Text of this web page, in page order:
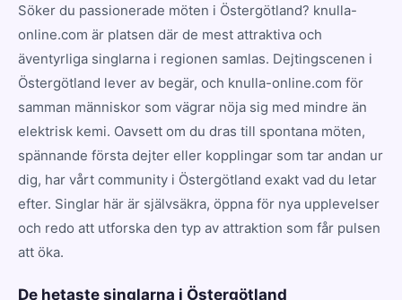
Söker du passionerade möten i Östergötland? knulla-
online.com är platsen där de mest attraktiva och
äventyrliga singlarna i regionen samlas. Dejtingscenen i
Östergötland lever av begär, och knulla-online.com för
samman människor som vägrar nöja sig med mindre än
elektrisk kemi. Oavsett om du dras till spontana möten,
spännande första dejter eller kopplingar som tar andan ur
dig, har vårt community i Östergötland exakt vad du letar
efter. Singlar här är självsäkra, öppna för nya upplevelser
och redo att utforska den typ av attraktion som får pulsen
att öka.
De hetaste singlarna i Östergötland